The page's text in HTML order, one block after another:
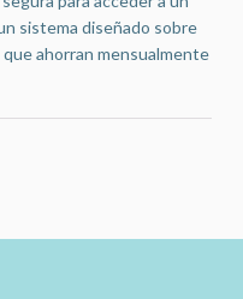
sistema diseñado sobre
ahorran mensualmente